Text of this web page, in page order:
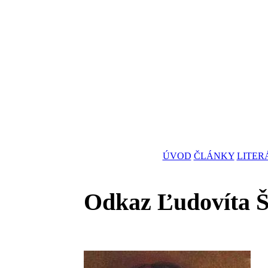
ÚVOD ČLÁNKY
Odkaz Ľudovíta